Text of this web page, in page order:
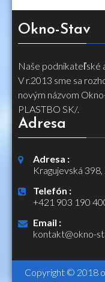
Okno-Stav
Naše podnikateľské
V r.2013 sme sa
novým názvom
PLASTBO SK/.
Adresa
Adresa :
Kragujevská 398,
Telefón :
+421 903 190
Email :
kontakt@okno-
Copyright © 2018